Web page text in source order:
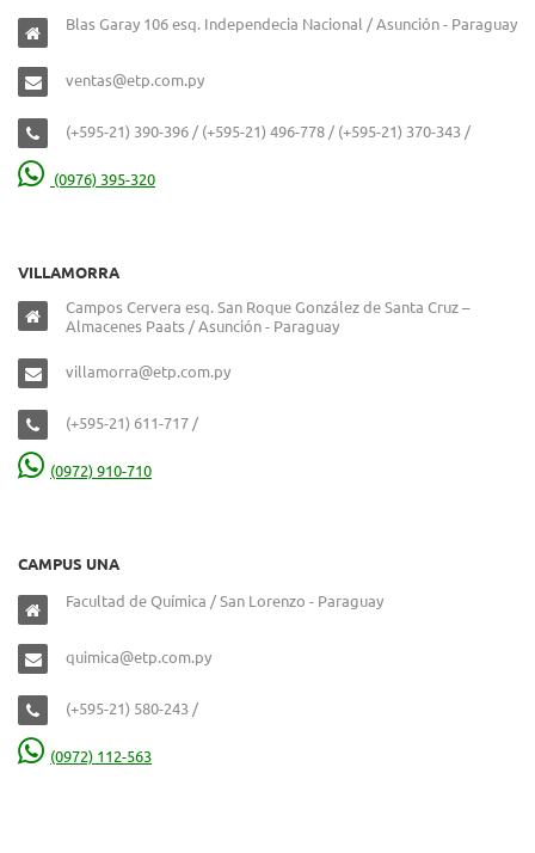
Blas Garay 106 esq. Independecia Nacional / Asunción - Paraguay
ventas@etp.com.py
(+595-21) 390-396 / (+595-21) 496-778 / (+595-21) 370-343 /
(0976) 395-320
VILLAMORRA
Campos Cervera esq. San Roque González de Santa Cruz –
Almacenes Paats / Asunción - Paraguay
villamorra@etp.com.py
(+595-21) 611-717 /
(0972) 910-710
CAMPUS UNA
Facultad de Química / San Lorenzo - Paraguay
quimica@etp.com.py
(+595-21) 580-243 /
(0972) 112-563